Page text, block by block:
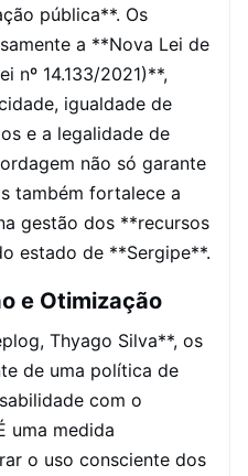
pública**. Os
a **Nova Lei de
nº 14.133/2021)**,
igualdade de
e a legalidade de
não só garante
também fortalece a
gestão dos **recursos
estado de **Sergipe**.
e Otimização
Thyago Silva**, os
de uma política de
com o
uma medida
o uso consciente dos